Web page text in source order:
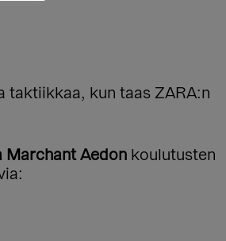
taktiikkaa, kun taas ZARA:n
Marchant Aedon koulutusten